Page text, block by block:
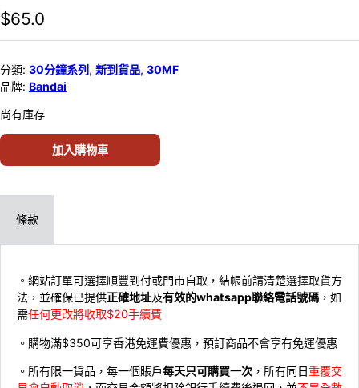
$65.0
分類: 30分鐘系列 , 新到貨品, 30MF
品牌: Bandai
尚有庫存
加入購物車
條款
。網站訂單可選擇順豐到付或門市自取，結帳前請清楚選擇取貨方
法，並確保已提供正確地址及有效的whatsapp聯絡電話號碼 ，如
需任何更改將收取$20手續費
。購物滿$350可享香港免運費優惠，預訂商品不會享有免運優惠
。所有限一貨品，每一個賬戶每天只可購買一次 ，所有同日重覆交